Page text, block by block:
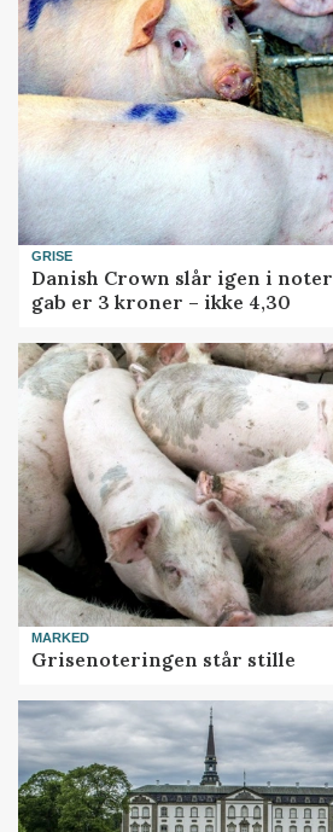
GRISE
Danish Crown slår igen i
gab er 3 kroner – ikke 4,30
MARKED
Grisenoteringen står stille